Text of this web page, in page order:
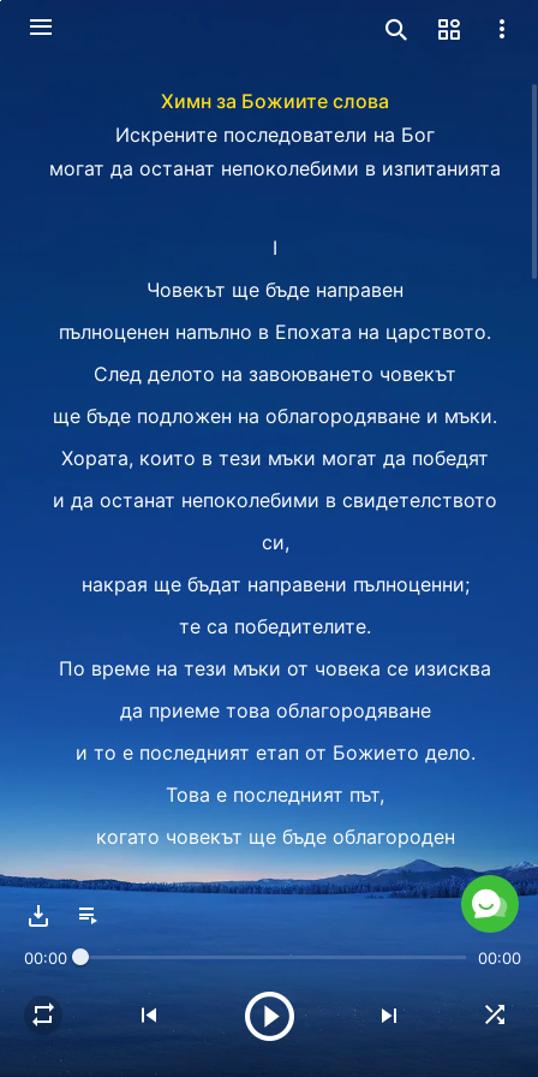
Химн за Божиите слова
Искрените последователи на Бог
могат да останат непоколебими в изпитанията
I
Човекът ще бъде направен
пълноценен напълно в Епохата на царството.
След делото на завоюването човекът
ще бъде подложен на облагородяване и мъки.
Хората, които в тези мъки могат да победят
и да останат непоколебими в свидетелството
си,
накрая ще бъдат направени пълноценни;
те са победителите.
По време на тези мъки от човека се изисква
да приеме това облагородяване
и то е последният етап от Божието дело.
Това е последният път,
когато човекът ще бъде облагороден
преди приключването
на цялото дело на Божието управление,
и всички онези, които следват Бог,
трябва да приемат това последно изпитание
и да приемат това последно облагородяване.
00:00 00:00